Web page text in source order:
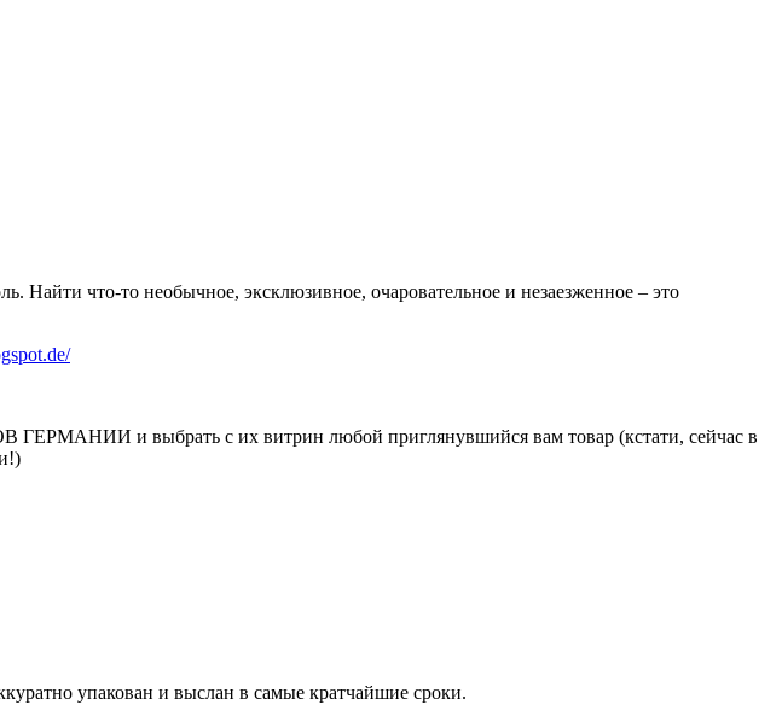
Найти что-то необычное, эксклюзивное, очаровательное и незаезженное – это
и выбрать с их витрин любой приглянувшийся вам товар (кстати, сейчас в
упакован и выслан в самые кратчайшие сроки.